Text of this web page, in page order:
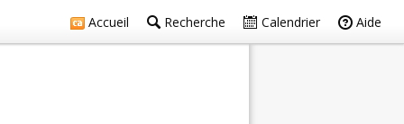
Accueil Recherche Calendrier Aide